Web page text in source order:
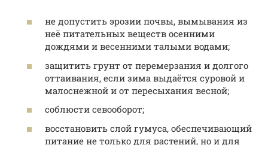
не допустить эрозии почвы, вымывания из
неё питательных веществ осенними
дождями и весенними талыми водами;
защитить грунт от перемерзания и долгого
оттаивания, если зима выдаётся суровой и
малоснежной и от пересыхания весной;
соблюсти севооборот;
восстановить слой гумуса, обеспечивающий
питание не только для растений, но и для